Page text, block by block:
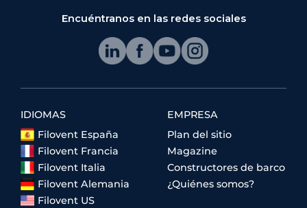
Encuéntranos en las redes sociales
IDIOMAS
Filovent España
Filovent Francia
Filovent Italia
Filovent Alemania
Filovent US
EMPRESA
Plan del sitio
Magazine
Constructores de barco
¿Quiénes somos?